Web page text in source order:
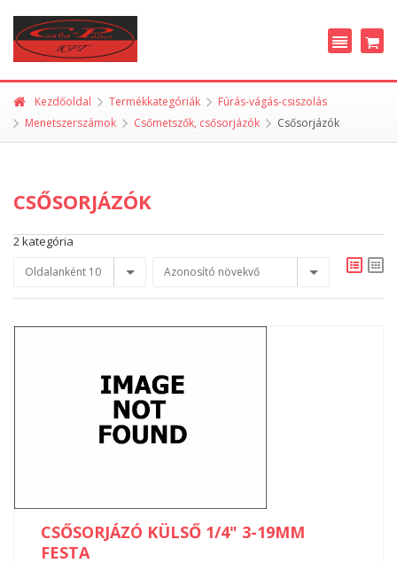
Kezdőoldal Termékkategóriák
Fúrás-vágás-csiszolás
Menetszerszámok
Csőmetszők, csősorjázók Csősorjázók
CSŐSORJÁZÓK
2 kategória
Oldalanként 10 Azonosító növekvő
CSŐSORJÁZÓ KÜLSŐ 1/4" 3-19MM
FESTA